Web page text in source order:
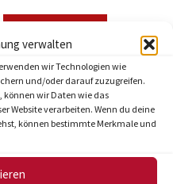
verwalten
wir Technologien wie
und/oder darauf zuzugreifen.
können wir Daten wie das
Website verarbeiten. Wenn du deine
können bestimmte Merkmale und